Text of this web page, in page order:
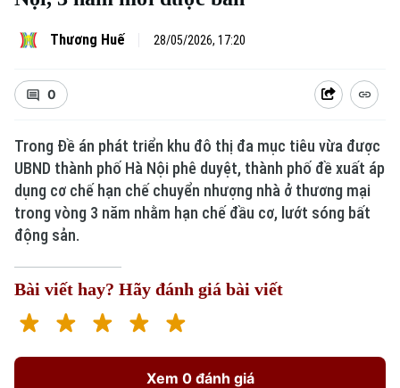
Thương Huế 28/05/2026, 17:20
0
Trong Đề án phát triển khu đô thị đa mục tiêu vừa được
UBND thành phố Hà Nội phê duyệt, thành phố đề xuất áp
dụng cơ chế hạn chế chuyển nhượng nhà ở thương mại
trong vòng 3 năm nhằm hạn chế đầu cơ, lướt sóng bất
động sản.
Bài viết hay? Hãy đánh giá bài viết
Xem 0 đánh giá